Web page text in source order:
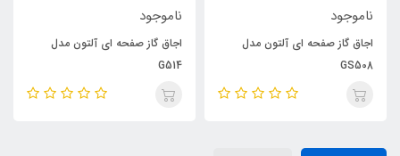
ناموجود
اجاق گاز صفحه ای آلتون مدل
GS508
ناموجود
اجاق گاز صفحه ای آلتون مدل
G514